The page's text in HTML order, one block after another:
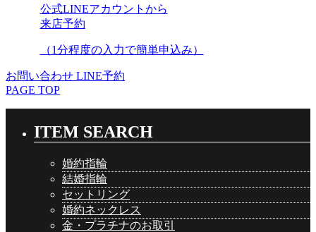
公式LINEアカウントから
来店予約
（1分程度の入力で簡単申込み）
お問い合わせ LINE予約
PAGE TOP
ITEM SEARCH
婚約指輪
結婚指輪
セットリング
婚約ネックレス
金・プラチナのお取引